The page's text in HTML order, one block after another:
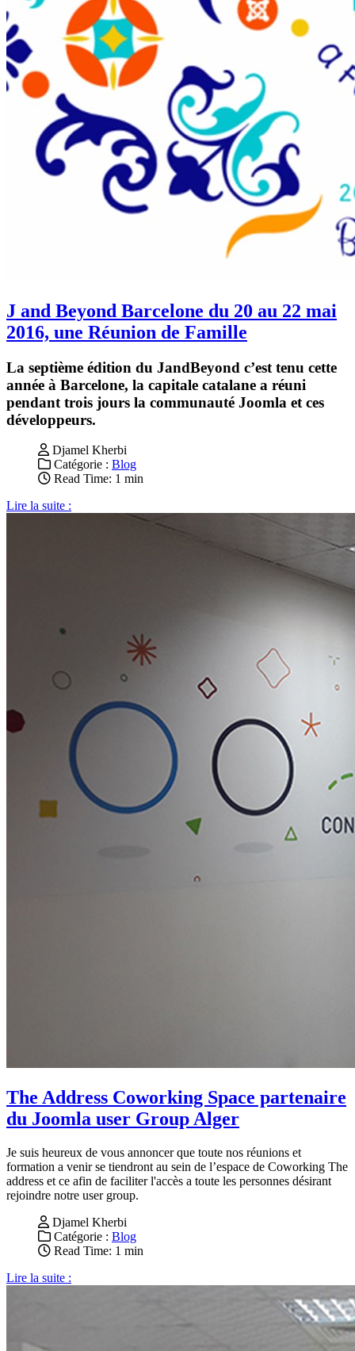
J and Beyond Barcelone du 20 au 22 mai
2016, une Réunion de Famille
La septième édition du JandBeyond c’est tenu cette
année à Barcelone, la capitale catalane a réuni
pendant trois jours la communauté Joomla et ces
développeurs.
Djamel Kherbi
Catégorie : Blog
Read Time: 1 min
Lire la suite :
The Address Coworking Space partenaire
du Joomla user Group Alger
Je suis heureux de vous annoncer que toute nos réunions et
formation a venir se tiendront au sein de l’espace de Coworking The
address et ce afin de faciliter l'accès a toute les personnes désirant
rejoindre notre user group.
Djamel Kherbi
Catégorie : Blog
Read Time: 1 min
Lire la suite :